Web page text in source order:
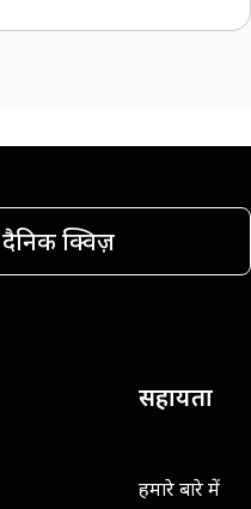
दैनिक क्विज़
सहायता
हमारे बारे में